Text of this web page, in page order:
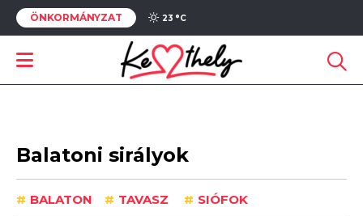
ÖNKORMÁNYZAT 23 °C
Balatoni sirályok
# BALATON # TAVASZ # SIÓFOK